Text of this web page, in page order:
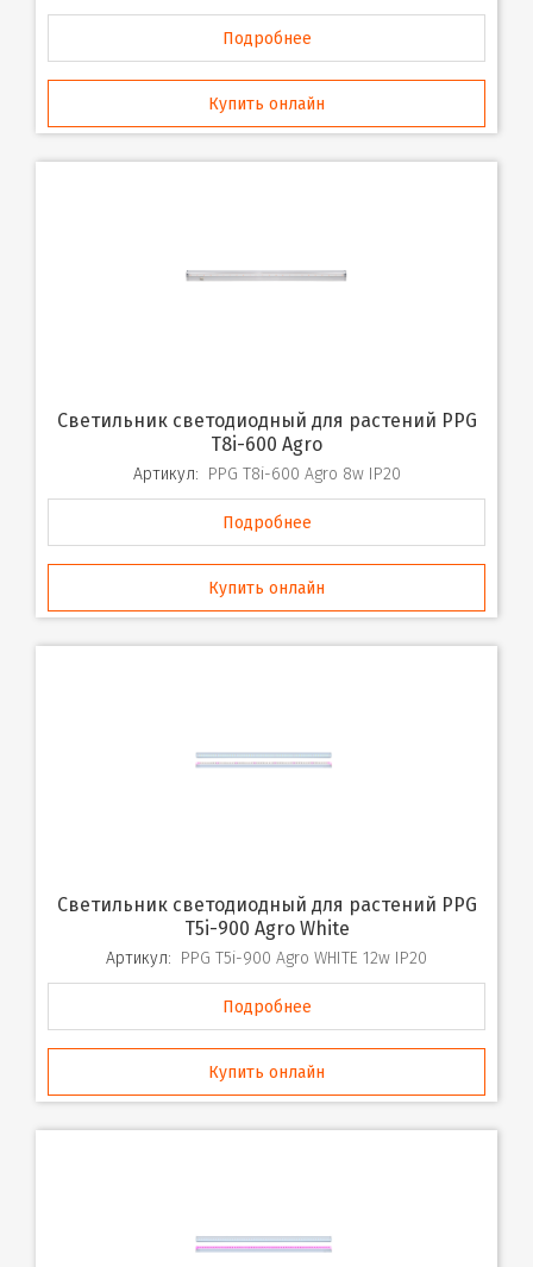
Подробнее
Купить онлайн
Светильник светодиодный для растений PPG
T8i-600 Agro
Артикул: PPG T8i-600 Agro 8w IP20
Подробнее
Купить онлайн
Светильник светодиодный для растений PPG
T5i-900 Agro White
Артикул: PPG T5i-900 Agro WHITE 12w IP20
Подробнее
Купить онлайн